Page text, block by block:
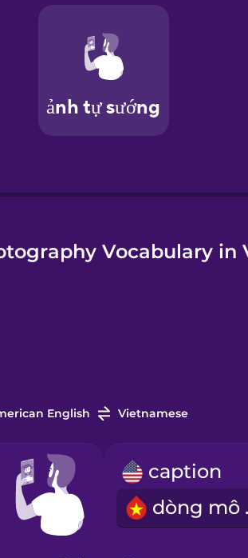
Vocabulary in
English Vietnamese
caption